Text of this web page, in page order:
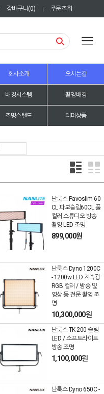
장바구니(0) | 주문조회
회사소개 오시는길
배경시스템 촬영배경
조명스탠드 리퍼상품
난룩스 Pavoslim 60
CL 파보슬림60CL 풀
컬러 스튜디오 방송
촬영 LED 조명
899,000원
난룩스 Dyno 1200C
- 1200w LED 지속광
RGB 컬러 / 방송 및
영상 등 전문 촬영 조
명
10,300,000원
난룩스 TK-200 슬림
LED / 소프트라이트
방송 조명
1,100,000원
난룩스 Dyno 650C -